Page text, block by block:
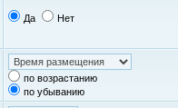
Да Нет
по возрастанию
по убыванию